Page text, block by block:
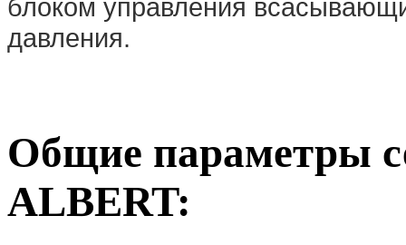
блоком управления
давления.
Общие параметры
ALBERT: